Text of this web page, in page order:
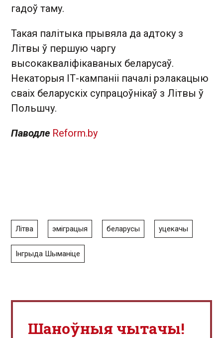
гадоў таму.
Такая палітыка прывяла да адтоку з
Літвы ў першую чаргу
высокакваліфікаваных беларусаў.
Некаторыя ІТ-кампаніі пачалі рэлакацыю
сваіх беларускіх супрацоўнікаў з Літвы ў
Польшчу.
Паводле Reform.by
Літва эміграцыя беларусы уцекачы
Інгрыда Шыманіце
Шаноўныя чытачы!